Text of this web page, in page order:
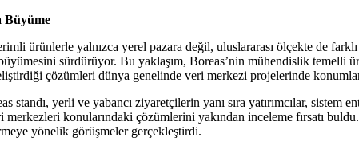
Büyüme
ürünlerle yalnızca yerel pazara değil, uluslararası ölçekte de
sürdürüyor. Bu yaklaşım, Boreas’nin mühendislik temelli
çözümleri dünya genelinde veri merkezi projelerinde
standı, yerli ve yabancı ziyaretçilerin yanı sıra yatırımcılar,
konularındaki çözümlerini yakından inceleme fırsatı
yönelik görüşmeler gerçekleştirdi.